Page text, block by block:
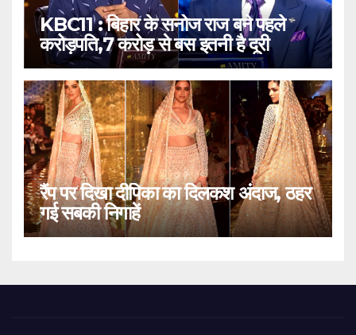
KBC11 : बिहार के सनोज राज बने पहले
करोड़पति,7 करोड़ से बस इतनी है दूरी
रैंप पर दिखा दीपिका का दिलकश अंदाज, ठहर
गई सबकी निगाहें